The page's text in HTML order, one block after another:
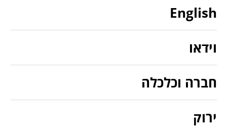
English
וידאו
חברה וכלכלה
ירוק